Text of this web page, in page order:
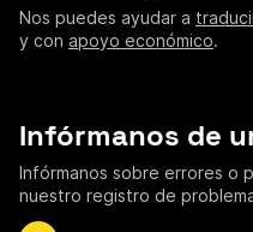
Nos puedes ayudar a
y con apoyo económico.
Infórmanos de
Infórmanos sobre errores o
nuestro registro de